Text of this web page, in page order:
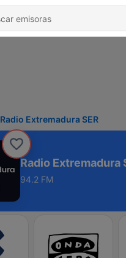
Radio Extremadura SER
Radio Extremadura
94.2 FM